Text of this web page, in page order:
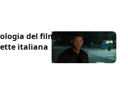
del film
italiana